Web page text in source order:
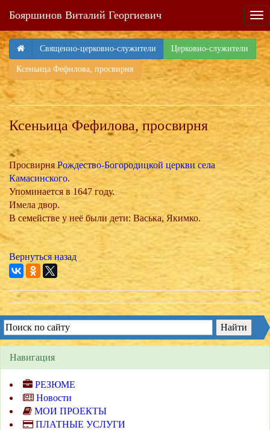
Бояршинов Виталий Георгиевич
Священно-церковно-служители Церковно-служители
Ксеньица Фефилова, просвирня
Ксеньица Фефилова, просвирня
Просвирня Рождество-Богородицкой церкви села
Камасинского.
Упоминается в 1647 году.
Имела двор.
В семействе у неё были дети: Васька, Якимко.
Вернуться назад
Навигация
РЕЗЮМЕ
Новости
МОИ ПРОЕКТЫ
ПЛАТНЫЕ УСЛУГИ